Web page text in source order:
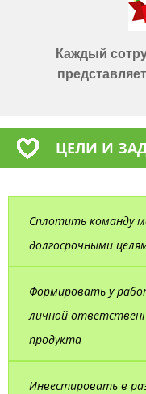
Каждый
ЦЕЛИ И
Сплотить команду
долгосрочными
Формировать у
личной
продукта
Инвестировать в